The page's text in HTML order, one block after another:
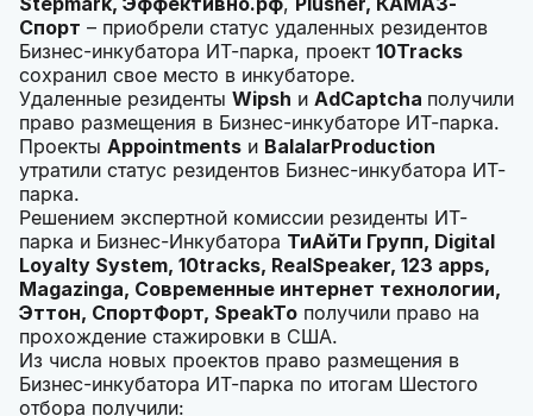
Спорт – приобрели статус удаленных резидентов
Бизнес-инкубатора ИТ-парка, проект 10Tracks
сохранил свое место в инкубаторе.
Удаленные резиденты Wipsh и AdCaptcha получили
право размещения в Бизнес-инкубаторе ИТ-парка.
Проекты Appointments и BalalarProduction
утратили статус резидентов Бизнес-инкубатора ИТ-
парка.
Решением экспертной комиссии резиденты ИТ-
парка и Бизнес-Инкубатора ТиАйТи Групп, Digital
Loyalty System, 10tracks, RealSpeaker, 123 apps,
Magazinga, Современные интернет технологии,
Эттон, СпортФорт, SpeakTo получили право на
прохождение стажировки в США.
Из числа новых проектов право размещения в
Бизнес-инкубатора ИТ-парка по итогам Шестого
отбора получили: